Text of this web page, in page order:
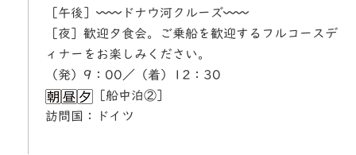
［午後］〰〰ドナウ河クルーズ〰〰
［夜］歓迎夕食会。ご乗船を歓迎するフルコースデ
ィナーをお楽しみください。
（発）9：00／（着）12：30
［船中泊②］
訪問国：ドイツ